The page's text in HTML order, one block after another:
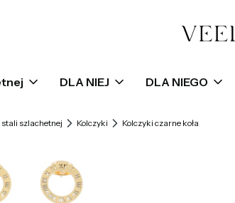
DLA NIEJ DLA NIEGO
stali szlachetnej Kolczyki Kolczyki czarne koła